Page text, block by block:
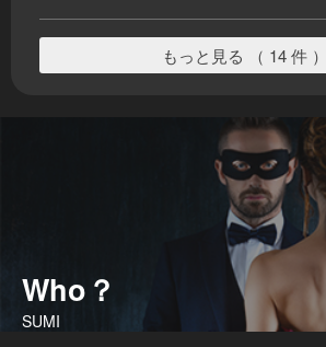
もっと見る （ 14 件 ）
Who？
SUMI